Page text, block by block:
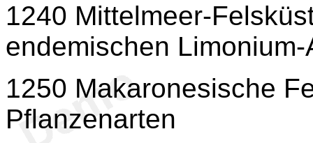
1240 Mittelmeer-
endemischen Limonium-
1250 Makaronesische
Pflanzenarten